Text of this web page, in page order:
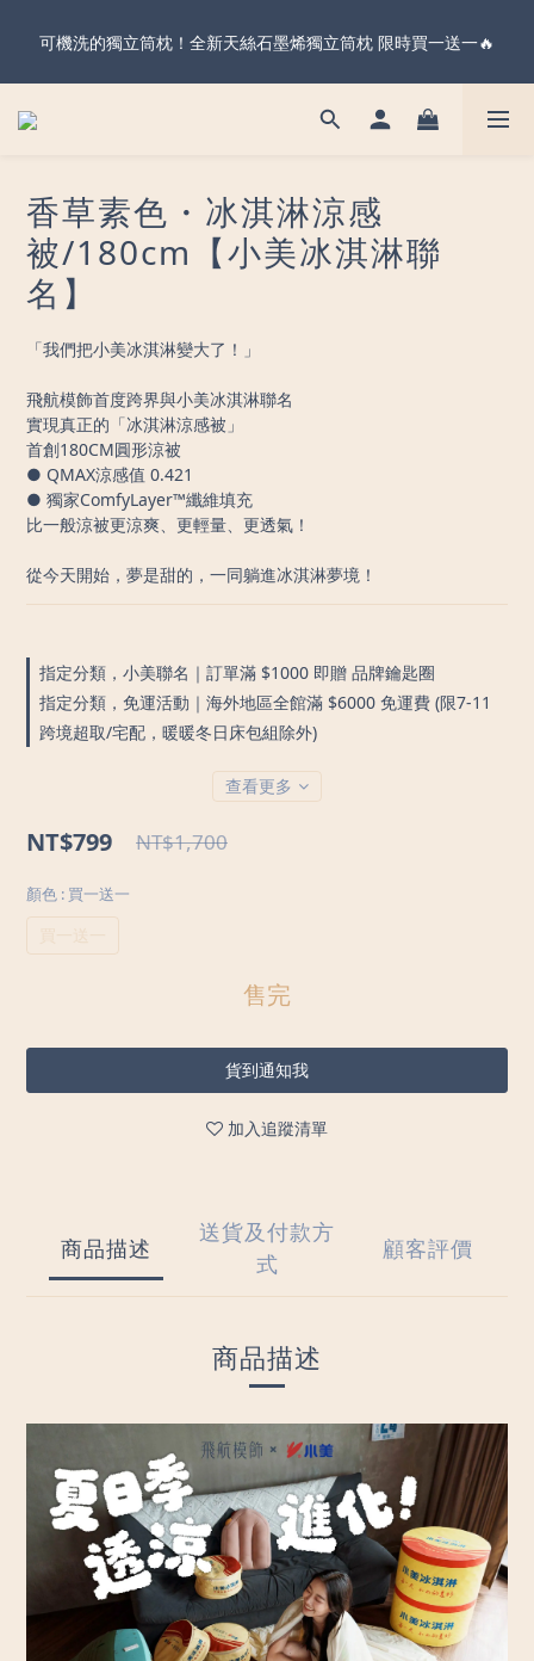
下單 父親節前到貨 ✨
可機洗的獨立筒枕！全新天絲石墨烯獨立筒枕 限時買一送一🔥
暖心父親節・天絲全系列＆純棉雙層紗 不限金額 享 88 折！現在
香草素色・冰淇淋涼感
被/180cm【小美冰淇淋聯
名】
「我們把小美冰淇淋變大了！」
飛航模飾首度跨界與小美冰淇淋聯名
實現真正的「冰淇淋涼感被」
首創180CM圓形涼被
● QMAX涼感值 0.421
● 獨家ComfyLayer™纖維填充
比一般涼被更涼爽、更輕量、更透氣！
從今天開始，夢是甜的，一同躺進冰淇淋夢境！
指定分類，小美聯名｜訂單滿 $1000 即贈 品牌鑰匙圈
指定分類，免運活動｜海外地區全館滿 $6000 免運費 (限7-11
跨境超取/宅配，暖暖冬日床包組除外)
查看更多
NT$799 NT$1,700
顏色 : 買一送一
售完
貨到通知我
加入追蹤清單
商品描述
送貨及付款方
式
顧客評價
商品描述